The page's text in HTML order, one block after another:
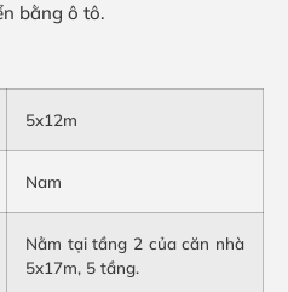
bằng ô tô.
5x12m
Nam
Nằm tại tầng 2 của căn nhà
5x17m, 5 tầng.